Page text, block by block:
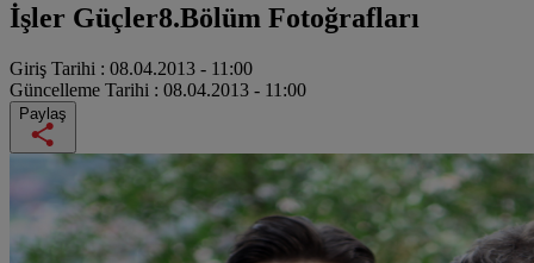
İşler Güçler8.Bölüm Fotoğrafları
Giriş Tarihi : 08.04.2013 - 11:00
Güncelleme Tarihi : 08.04.2013 - 11:00
Paylaş